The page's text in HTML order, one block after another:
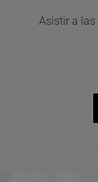
Asistir a las